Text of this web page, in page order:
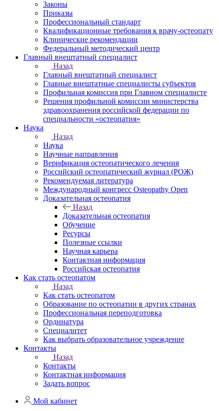
Законы
Приказы
Профессиональный стандарт
Квалификационные требования к врачу-остеопату
Клинические рекомендации
Федеральный методический центр
Главный внештатный специалист
Назад
Главный внештатный специалист
Главные внештатные специалисты субъектов
Профильная комиссия при Главном специалисте
Решения профильной комиссии министерства
здравоохранения российской федерации по
специальности «остеопатия»
Наука
Назад
Наука
Научные направления
Верификация остеопатического лечения
Российский остеопатический журнал (РОЖ)
Рекомендуемая литература
Международный конгресс Osteopathy Open
Доказательная остеопатия
Назад
Доказательная остеопатия
Обучение
Ресурсы
Полезные ссылки
Научная карьера
Контактная информация
Российская остеопатия
Как стать остеопатом
Назад
Как стать остеопатом
Образование по остеопатии в других странах
Профессиональная переподготовка
Ординатура
Специалитет
Как выбрать образовательное учреждение
Контакты
Назад
Контакты
Контактная информация
Задать вопрос
Мой кабинет